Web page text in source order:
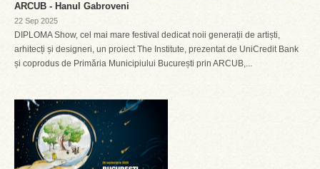
ARCUB - Hanul Gabroveni
22 Sep 2025
DIPLOMA Show, cel mai mare festival dedicat noii generații de artiști,
arhitecți și designeri, un proiect The Institute, prezentat de UniCredit Bank
și coprodus de Primăria Municipiului București prin ARCUB,...